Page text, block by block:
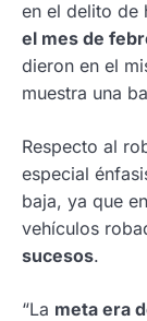
en el delito de
el mes de
dieron en el
muestra una
Respecto al
especial
baja, ya que
vehículos
sucesos.
“La meta era